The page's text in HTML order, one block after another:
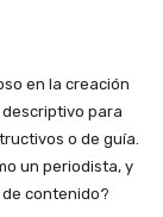
en la creación
para
o de guía.
un periodista, y
contenido?